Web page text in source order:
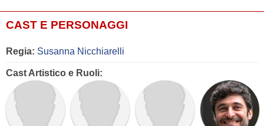
CAST E PERSONAGGI
Regia: Susanna Nicchiarelli
Cast Artistico e Ruoli: